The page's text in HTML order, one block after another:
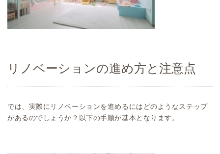
リノベーションの進め方と注意点
では、実際にリノベーションを進めるにはどのようなステップ
があるのでしょうか？以下の手順が基本となります。